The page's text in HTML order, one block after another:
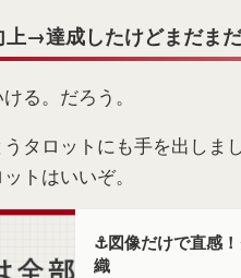
上→達成したけどまだま
る。だろう。
タロットにも手を出しまし
トはいいぞ。
⚓️図像だけで直感
織